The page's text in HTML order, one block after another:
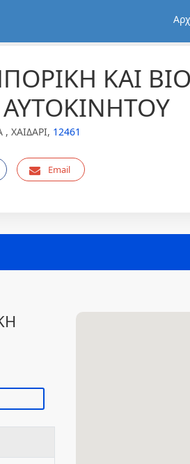
ΚΑΙ
ΑΥΤΟΚΙΝΗΤΟΥ
ΧΑΙΔΑΡΙ, 12461
Email